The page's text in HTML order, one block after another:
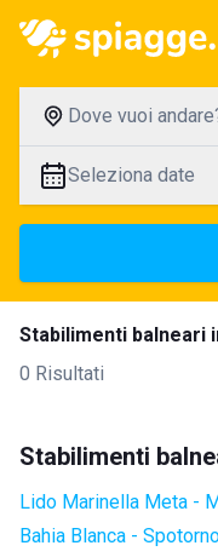
Dove vuoi
Seleziona date
Stabilimenti balneari
0 Risultati
Stabilimenti
Lido Marinella Meta -
Bahia Blanca -